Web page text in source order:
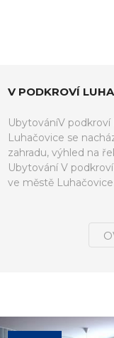
V PODKROVÍ
UbytováníV
Luhačovice se
zahradu, výhled na
Ubytování V
ve městě Luhačovice